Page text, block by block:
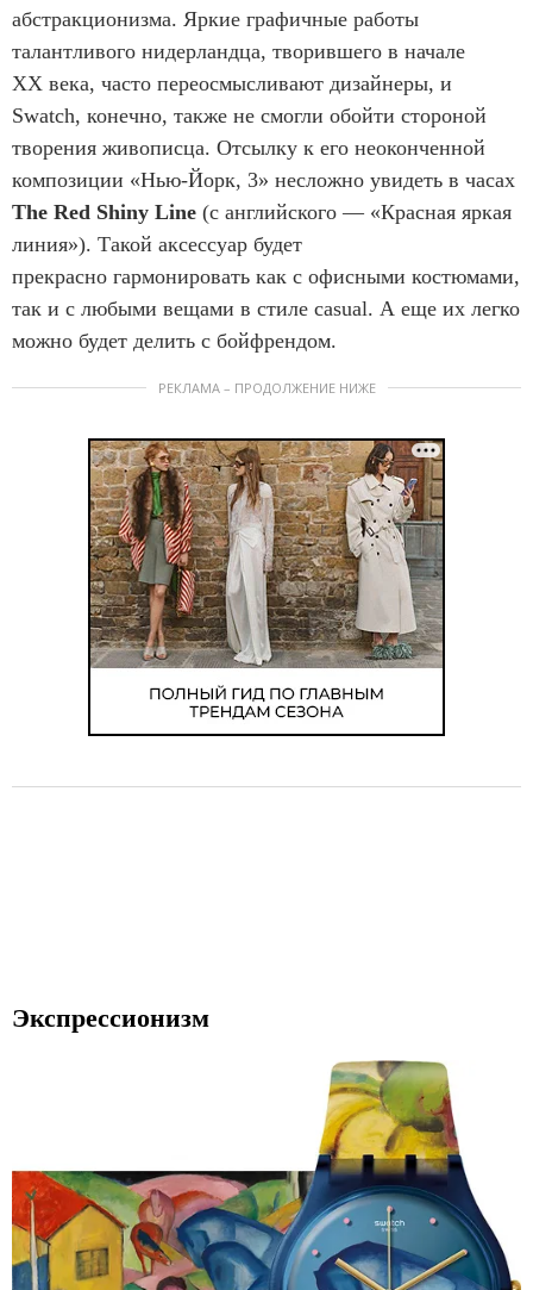
абстракционизма. Яркие графичные работы
талантливого нидерландца, творившего в начале
XX века, часто переосмысливают дизайнеры, и
Swatch, конечно, также не смогли обойти стороной
творения живописца. Отсылку к его неоконченной
композиции «Нью-Йорк, 3» несложно увидеть в часах
The Red Shiny Line (с английского — «Красная яркая
линия»). Такой аксессуар будет
прекрасно гармонировать как с офисными костюмами,
так и с любыми вещами в стиле casual. А еще их легко
можно будет делить с бойфрендом.
РЕКЛАМА – ПРОДОЛЖЕНИЕ НИЖЕ
Экспрессионизм